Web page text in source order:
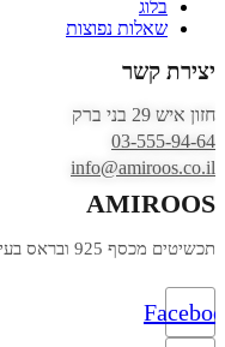
בלוג
שאלות נפוצות
יצירת קשר
חזון איש 29 בני ברק
03-555-94-64
info@amiroos.co.il
AMIROOS
תכשיטים מכסף 925 ובראס בעיצובים ייחודיים, מעוצבים באהבה ובאיכות.